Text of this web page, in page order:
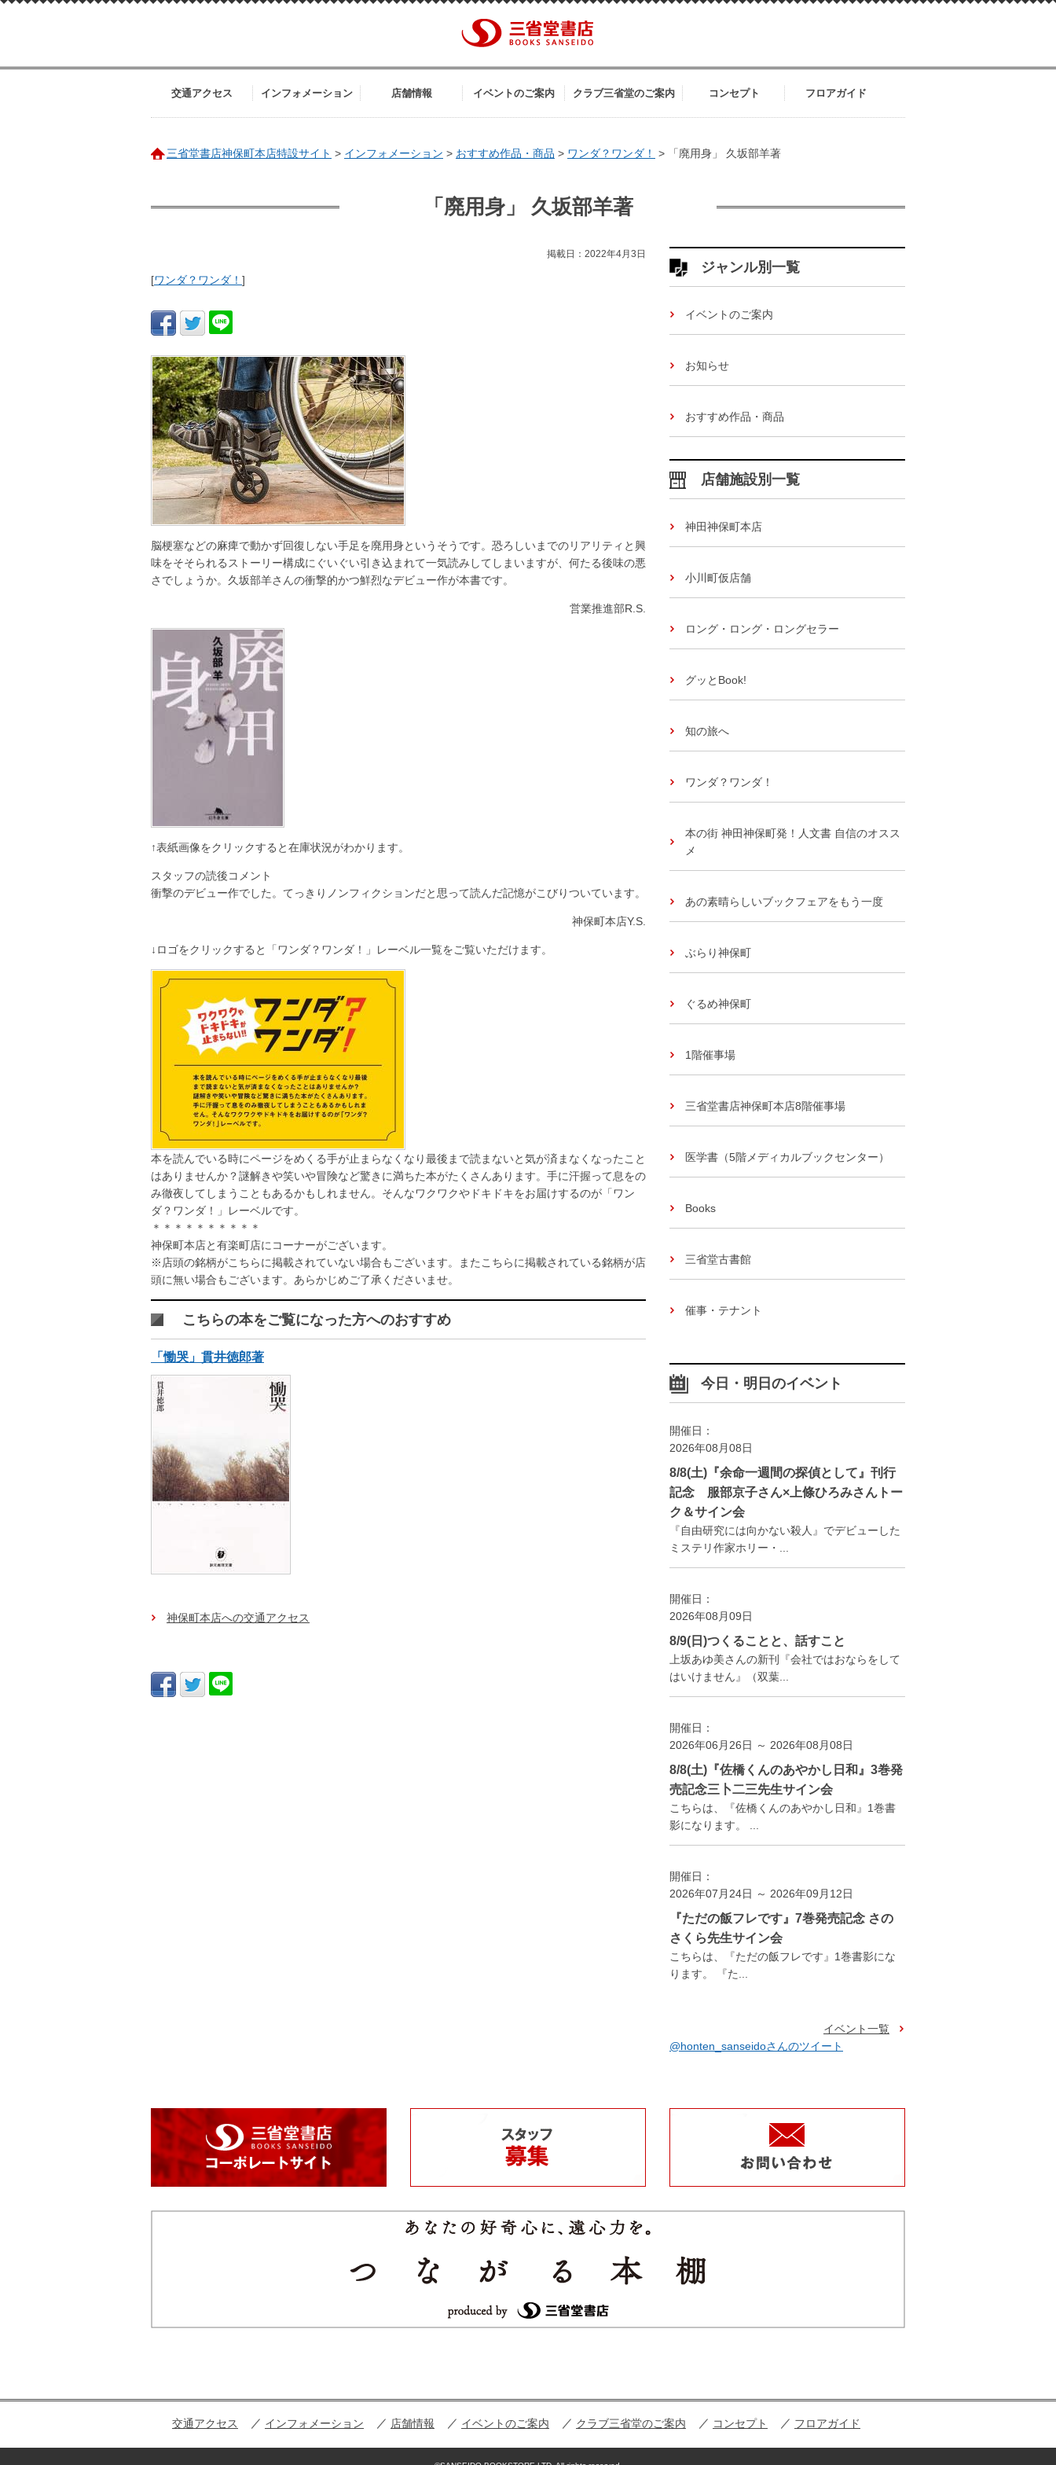
交通アクセス インフォメーション 店舗情報 イベントのご案内 クラブ三省堂のご案内 コンセプト フロアガイド
三省堂書店神保町本店特設サイト > インフォメーション > おすすめ作品・商品 > ワンダ？ワンダ！ > 「廃用身」 久坂部羊著
「廃用身」 久坂部羊著
掲載日：2022年4月3日
[ワンダ？ワンダ！ ]
脳梗塞などの麻痺で動かず回復しない手足を廃用身というそうです。恐ろしいまでのリアリティと興
味をそそられるストーリー構成にぐいぐい引き込まれて一気読みしてしまいますが、何たる後味の悪
さでしょうか。久坂部羊さんの衝撃的かつ鮮烈なデビュー作が本書です。
営業推進部R.S.
↑表紙画像をクリックすると在庫状況がわかります。
スタッフの読後コメント
衝撃のデビュー作でした。てっきりノンフィクションだと思って読んだ記憶がこびりついています。
神保町本店Y.S.
↓ロゴをクリックすると「ワンダ？ワンダ！」レーベル一覧をご覧いただけます。
本を読んでいる時にページをめくる手が止まらなくなり最後まで読まないと気が済まなくなったこと
はありませんか？謎解きや笑いや冒険など驚きに満ちた本がたくさんあります。手に汗握って息をの
み徹夜してしまうこともあるかもしれません。そんなワクワクやドキドキをお届けするのが「ワン
ダ？ワンダ！」レーベルです。
＊＊＊＊＊＊＊＊＊＊
神保町本店と有楽町店にコーナーがございます。
※店頭の銘柄がこちらに掲載されていない場合もございます。またこちらに掲載されている銘柄が店
頭に無い場合もございます。あらかじめご了承くださいませ。
こちらの本をご覧になった方へのおすすめ
「慟哭」貫井徳郎著
神保町本店への交通アクセス
ジャンル別一覧
イベントのご案内
お知らせ
おすすめ作品・商品
店舗施設別一覧
神田神保町本店
小川町仮店舗
ロング・ロング・ロングセラー
グッとBook!
知の旅へ
ワンダ？ワンダ！
本の街 神田神保町発！人文書 自信のオスス
メ
あの素晴らしいブックフェアをもう一度
ぶらり神保町
ぐるめ神保町
1階催事場
三省堂書店神保町本店8階催事場
医学書（5階メディカルブックセンター）
Books
三省堂古書館
催事・テナント
今日・明日のイベント
開催日：
2026年08月08日
8/8(土)『余命一週間の探偵として』刊行
記念 服部京子さん×上條ひろみさんトー
ク＆サイン会
『自由研究には向かない殺人』でデビューした
ミステリ作家ホリー・...
開催日：
2026年08月09日
8/9(日)つくることと、話すこと
上坂あゆ美さんの新刊『会社ではおならをして
はいけません』（双葉...
開催日：
2026年06月26日 ～ 2026年08月08日
8/8(土)『佐橋くんのあやかし日和』3巻発
売記念三卜二三先生サイン会
こちらは、『佐橋くんのあやかし日和』1巻書
影になります。 ...
開催日：
2026年07月24日 ～ 2026年09月12日
『ただの飯フレです』7巻発売記念 さの
さくら先生サイン会
こちらは、『ただの飯フレです』1巻書影にな
ります。 『た...
イベント一覧
@honten_sanseidoさんのツイート
交通アクセス インフォメーション 店舗情報 イベントのご案内 クラブ三省堂のご案内 コンセプト フロアガイド